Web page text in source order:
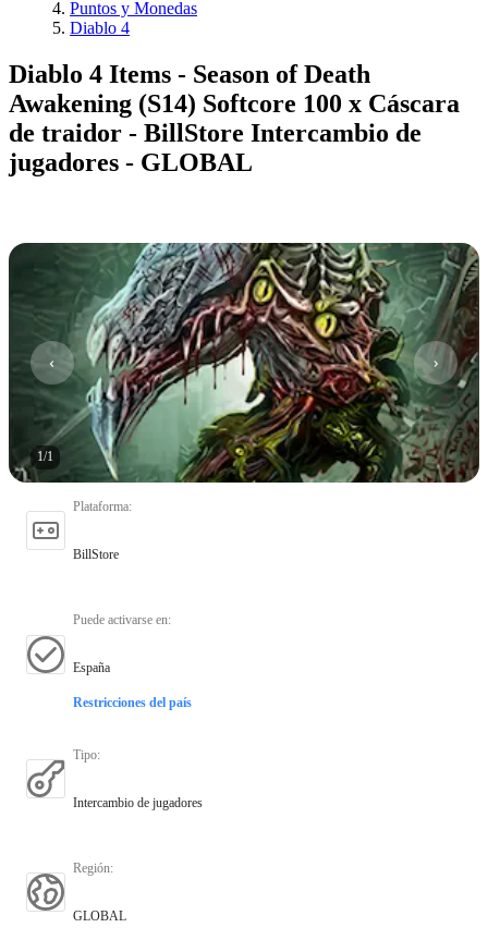
Puntos y Monedas
Diablo 4
Diablo 4 Items - Season of Death
Awakening (S14) Softcore 100 x Cáscara
de traidor - BillStore Intercambio de
jugadores - GLOBAL
1/1
Plataforma:
BillStore
Puede activarse en:
España
Restricciones del país
Tipo:
Intercambio de jugadores
Región:
GLOBAL